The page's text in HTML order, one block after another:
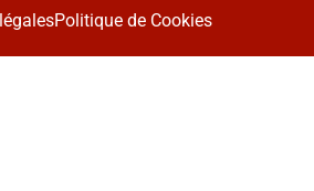
Politique de Cookies